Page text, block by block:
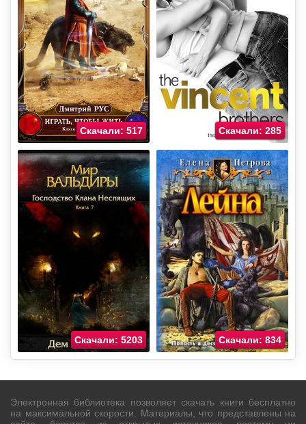
Скачали: 517 Скачали: 285
Скачали: 5203 Скачали: 834
Электронная библиотека позволяет скачать книги бесплатно
на максимальной скорости. Материалы, что представлены на